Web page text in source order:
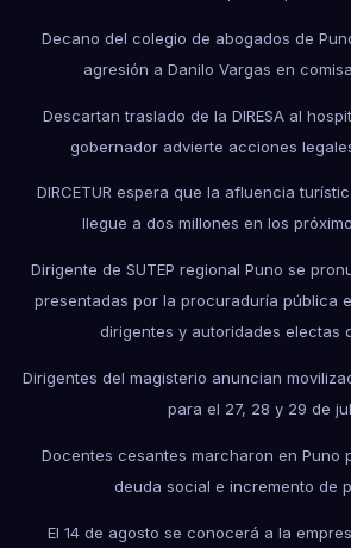
Decano del colegio de abogados de
agresión a Danilo Vargas en
Descartan traslado de la DIRESA al
gobernador advierte acciones
DIRCETUR espera que la afluencia
llegue a dos millones en los
Dirigente de SUTEP regional Puno se
presentadas por la procuraduría pública
dirigentes y autoridades electas
Dirigentes del magisterio anuncian
para el 27, 28 y 29 de
Docentes cesantes marcharon en Puno
deuda social e incremento de
El 14 de agosto se conocerá a la